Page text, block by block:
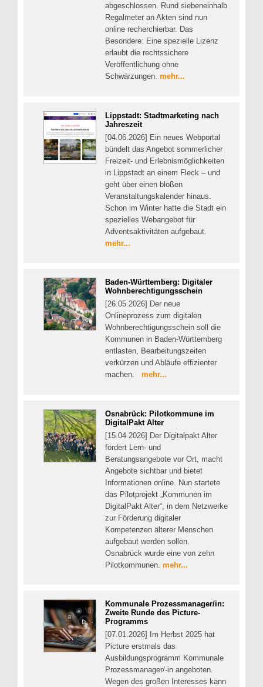
abgeschlossen. Rund siebeneinhalb
Regalmeter an Akten sind nun
online recherchierbar. Das
Besondere: Eine spezielle Lizenz
erlaubt die rechtssichere
Veröffentlichung ohne
Schwärzungen. mehr...
Lippstadt: Stadtmarketing nach
Jahreszeit
[04.06.2026] Ein neues Webportal
bündelt das Angebot sommerlicher
Freizeit- und Erlebnismöglichkeiten
in Lippstadt an einem Fleck – und
geht über einen bloßen
Veranstaltungskalender hinaus.
Schon im Winter hatte die Stadt ein
spezielles Webangebot für
Adventsaktivitäten aufgebaut.
mehr...
Baden-Württemberg: Digitaler
Wohnberechtigungsschein
[26.05.2026] Der neue
Onlineprozess zum digitalen
Wohnberechtigungsschein soll die
Kommunen in Baden-Württemberg
entlasten, Bearbeitungszeiten
verkürzen und Abläufe effizienter
machen. mehr...
Osnabrück: Pilotkommune im
DigitalPakt Alter
[15.04.2026] Der Digitalpakt Alter
fördert Lern- und
Beratungsangebote vor Ort, macht
Angebote sichtbar und bietet
Informationen online. Nun startete
das Pilotprojekt „Kommunen im
DigitalPakt Alter“, in dem Netzwerke
zur Förderung digitaler
Kompetenzen älterer Menschen
aufgebaut werden sollen.
Osnabrück wurde eine von zehn
Pilotkommunen. mehr...
Kommunale Prozessmanager/in:
Zweite Runde des Picture-
Programms
[07.01.2026] Im Herbst 2025 hat
Picture erstmals das
Ausbildungsprogramm Kommunale
Prozessmanager/-in angeboten.
Wegen des großen Interesses kann